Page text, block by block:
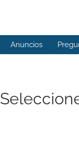
Anuncios